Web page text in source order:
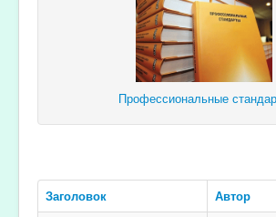
Профессиональные
Заголовок Автор